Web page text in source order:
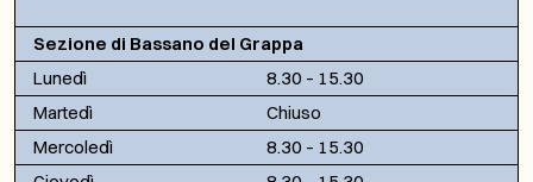
Sezione di Bassano del Grappa
Lunedì
8.30 – 15.30
Martedì
Chiuso
Mercoledì
8.30 – 15.30